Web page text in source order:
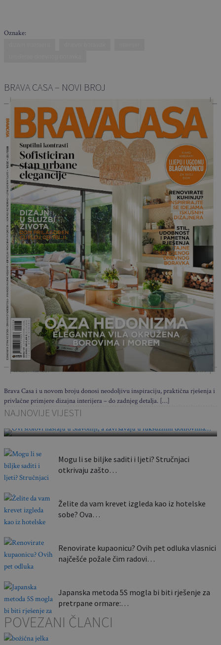
Oznake:
BRAVA CASA – NOVI BROJ
Brava Casa i u novom broju donosi neodoljivu inspiraciju, praktična rješenja i
privlačne primjere dizajna interijera – do zadnjeg detalja. […]
NAJNOVIJE VIJESTI
Ovi stolovi nastaju u Slavoniji, a završavaju u
luksuznim domovima…
Mogu li se biljke saditi i ljeti? Stručnjaci
otkrivaju zašto…
Želite da vam krevet izgleda kao iz hotelske
sobe? Ova…
Renovirate kupaonicu? Ovih pet odluka vlasnici
najčešće požale čim radovi…
Japanska metoda 5S mogla bi biti rješenje za
pretrpane ormare:…
POVEZANI ČLANCI